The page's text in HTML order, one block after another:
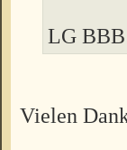
LG BBB
Vielen